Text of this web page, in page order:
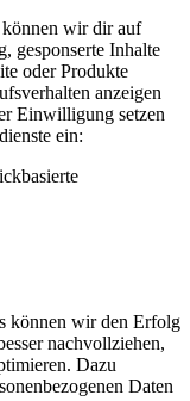
können wir dir auf
gesponserte Inhalte
oder Produkte
anzeigen
Einwilligung setzen
ein:
können wir den Erfolg
nachvollziehen,
Dazu
Daten